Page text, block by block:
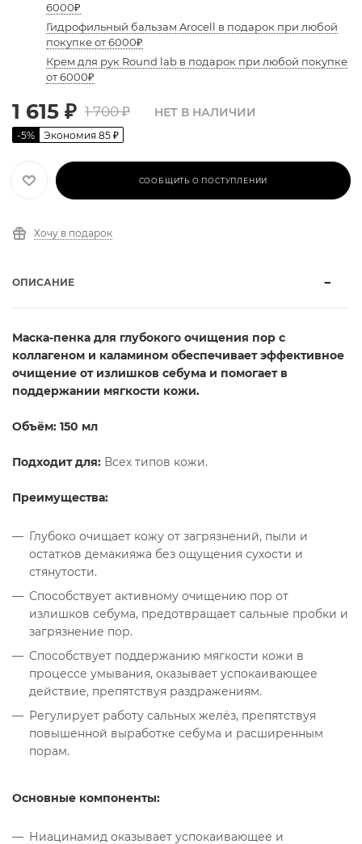
6000₽
Гидрофильный бальзам Arocell в подарок при любой
покупке от 6000₽
Крем для рук Round lab в подарок при любой покупке
от 6000₽
1 615 ₽ 1 700₽
-5% Экономия 85 ₽
НЕТ В НАЛИЧИИ
СООБЩИТЬ О ПОСТУПЛЕНИИ
Хочу в подарок
ОПИСАНИЕ
Маска-пенка для глубокого очищения пор с
коллагеном и каламином обеспечивает эффективное
очищение от излишков себума и помогает в
поддержании мягкости кожи.
Объём: 150 мл
Подходит для: Всех типов кожи.
Преимущества:
Глубоко очищает кожу от загрязнений, пыли и
остатков демакияжа без ощущения сухости и
стянутости.
Способствует активному очищению пор от
излишков себума, предотвращает сальные пробки и
загрязнение пор.
Способствует поддержанию мягкости кожи в
процессе умывания, оказывает успокаивающее
действие, препятствуя раздражениям.
Регулирует работу сальных желёз, препятствуя
повышенной выработке себума и расширенным
порам.
Основные компоненты:
Ниацинамид оказывает успокаивающее и